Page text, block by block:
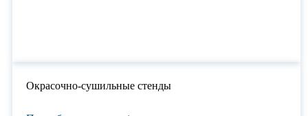
Окрасочно-сушильные стенды